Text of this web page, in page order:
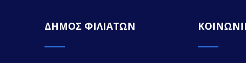
ΔΗΜΟΣ ΦΙΛΙΑΤΩΝ